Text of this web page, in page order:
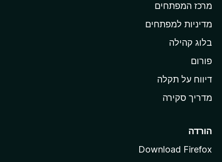
י
ת
ל
M
i
l
מרכז המפתחים
מדיניות למפתחים
בלוג קהילה
פורום
דיווח על תקלה
מדריך סקירה
הורדה
Download Firefox